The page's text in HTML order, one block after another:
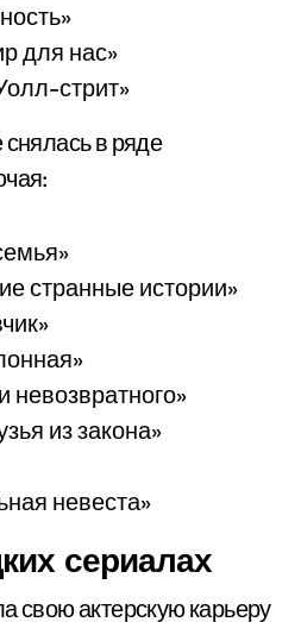
для нас»
стрит»
в ряде
странные истории»
невозвратного»
из закона»
невеста»
сериалах
свою актерскую карьеру